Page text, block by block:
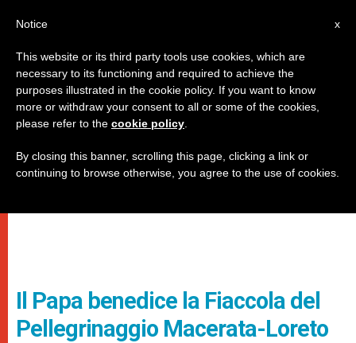
Il Papa benedice la Fiaccola del
Pellegrinaggio Macerata-Loreto
x
Notice
This website or its third party tools use cookies, which are
necessary to its functioning and required to achieve the
purposes illustrated in the cookie policy. If you want to know
more or withdraw your consent to all or some of the cookies,
please refer to the cookie policy
By closing this banner, scrolling this page, clicking a link or
continuing to browse otherwise, you agree to the use of cookies.